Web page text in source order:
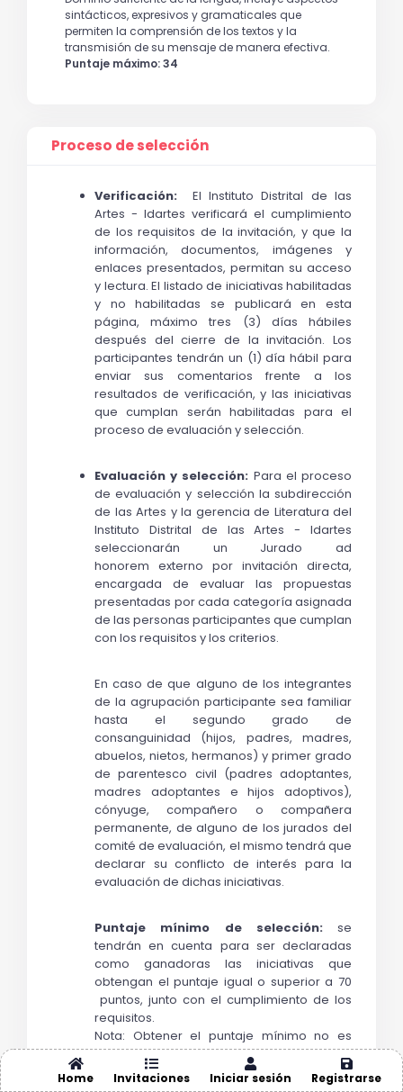
sintácticos, expresivos y gramaticales que
permiten la comprensión de los textos y la
transmisión de su mensaje de manera efectiva.
Puntaje máximo: 34
Proceso de selección
Verificación: El Instituto Distrital de las
Artes - Idartes verificará el cumplimiento
de los requisitos de la invitación, y que la
información, documentos, imágenes y
enlaces presentados, permitan su acceso
y lectura. El listado de iniciativas habilitadas
y no habilitadas se publicará en esta
página, máximo tres (3) días hábiles
después del cierre de la invitación. Los
participantes tendrán un (1) día hábil para
enviar sus comentarios frente a los
resultados de verificación, y las iniciativas
que cumplan serán habilitadas para el
proceso de evaluación y selección.
Evaluación y selección: Para el proceso
de evaluación y selección la subdirección
de las Artes y la gerencia de Literatura del
Instituto Distrital de las Artes - Idartes
seleccionarán un Jurado ad
honorem externo por invitación directa,
encargada de evaluar las propuestas
presentadas por cada categoría asignada
de las personas participantes que cumplan
con los requisitos y los criterios.
En caso de que alguno de los integrantes
de la agrupación participante sea familiar
hasta el segundo grado de
consanguinidad (hijos, padres, madres,
abuelos, nietos, hermanos) y primer grado
de parentesco civil (padres adoptantes,
madres adoptantes e hijos adoptivos),
cónyuge, compañero o compañera
permanente, de alguno de los jurados del
comité de evaluación, el mismo tendrá que
declarar su conflicto de interés para la
evaluación de dichas iniciativas.
Puntaje mínimo de selección: se
tendrán en cuenta para ser declaradas
como ganadoras las iniciativas que
obtengan el puntaje igual o superior a 70
puntos, junto con el cumplimiento de los
requisitos.
Nota: Obtener el puntaje mínimo no es
garantía de ser seleccionado.
Home Invitaciones Iniciar sesión Registrarse